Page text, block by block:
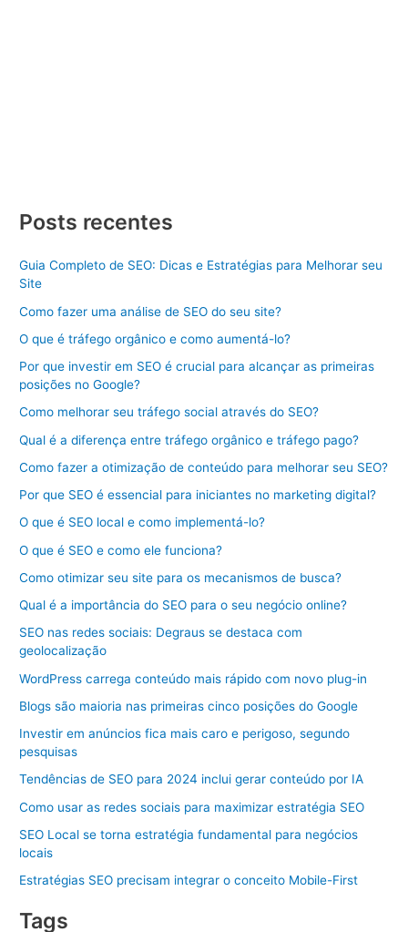
SEO
Elevando
Online
em
Todo
Brasil
Posts recentes
Guia Completo de SEO: Dicas e Estratégias para Melhorar seu
Site
Como fazer uma análise de SEO do seu site?
O que é tráfego orgânico e como aumentá-lo?
Por que investir em SEO é crucial para alcançar as primeiras
posições no Google?
Como melhorar seu tráfego social através do SEO?
Qual é a diferença entre tráfego orgânico e tráfego pago?
Como fazer a otimização de conteúdo para melhorar seu SEO?
Por que SEO é essencial para iniciantes no marketing digital?
O que é SEO local e como implementá-lo?
O que é SEO e como ele funciona?
Como otimizar seu site para os mecanismos de busca?
Qual é a importância do SEO para o seu negócio online?
SEO nas redes sociais: Degraus se destaca com
geolocalização
WordPress carrega conteúdo mais rápido com novo plug-in
Blogs são maioria nas primeiras cinco posições do Google
Investir em anúncios fica mais caro e perigoso, segundo
pesquisas
Tendências de SEO para 2024 inclui gerar conteúdo por IA
Como usar as redes sociais para maximizar estratégia SEO
SEO Local se torna estratégia fundamental para negócios
locais
Estratégias SEO precisam integrar o conceito Mobile-First
Tags